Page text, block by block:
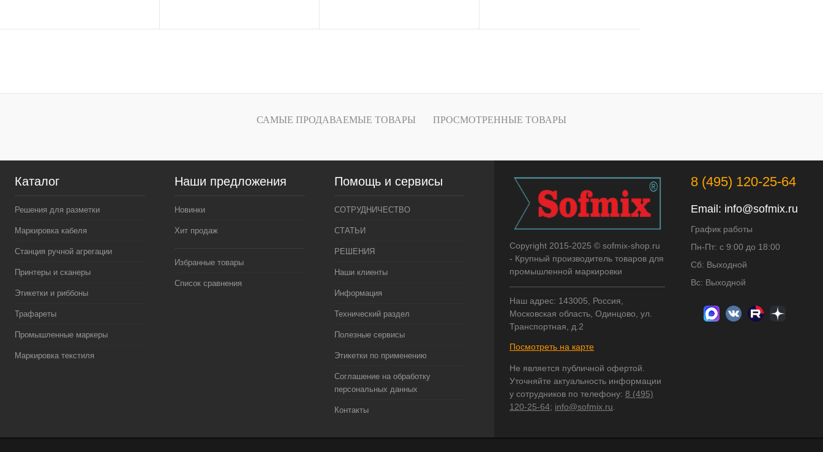
САМЫЕ ПРОДАВАЕМЫЕ ТОВАРЫ ПРОСМОТРЕННЫЕ ТОВАРЫ
Каталог
Решения для разметки
Маркировка кабеля
Станция ручной агрегации
Принтеры и сканеры
Этикетки и риббоны
Трафареты
Промышленные маркеры
Маркировка текстиля
Наши предложения
Новинки
Хит продаж
Избранные товары
Список сравнения
Помощь и сервисы
СОТРУДНИЧЕСТВО
СТАТЬИ
РЕШЕНИЯ
Наши клиенты
Информация
Технический раздел
Полезные сервисы
Этикетки по применению
Соглашение на обработку
персональных данных
Контакты
Copyright 2015-2025 © sofmix-shop.ru
- Крупный производитель товаров для
промышленной маркировки
Наш адрес: 143005, Россия,
Московская область, Одинцово, ул.
Транспортная, д.2
Посмотреть на карте
Не является публичной офертой.
Уточняйте актуальность информации
у сотрудников по телефону: 8 (495)
120-25-64; info@sofmix.ru
8 (495) 120-25-64
Email: info@sofmix.ru
График работы
Пн-Пт: с 9:00 до 18:00
Сб: Выходной
Вс: Выходной